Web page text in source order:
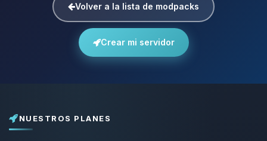
Volver a la lista de modpacks
Crear mi servidor
NUESTROS PLANES